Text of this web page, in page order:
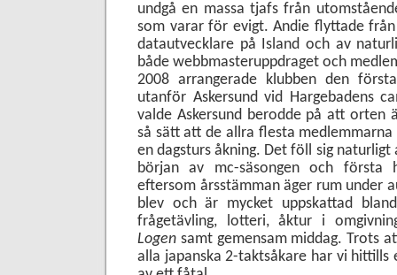
undgå en massa tjafs från
som varar för evigt. Andie flyttade
datautvecklare på Island och av
både webbmasteruppdraget och
2008 arrangerade klubben den
utanför Askersund vid Hargebadens
valde Askersund berodde på att orten
så sätt att de allra flesta
en dagsturs åkning. Det föll sig
början av mc-säsongen och första
eftersom årsstämman äger rum under
blev och är mycket uppskattad
frågetävling, lotteri, åktur i
Logen samt gemensam middag. Trots
alla japanska 2-taktsåkare har vi hittills